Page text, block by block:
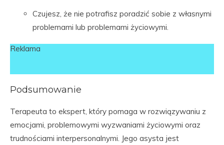
Czujesz, że nie potrafisz poradzić sobie z własnymi
problemami lub problemami życiowymi.
Reklama
Podsumowanie
Terapeuta to ekspert, który pomaga w rozwiązywaniu z
emocjami, problemowymi wyzwaniami życiowymi oraz
trudnościami interpersonalnymi. Jego asysta jest